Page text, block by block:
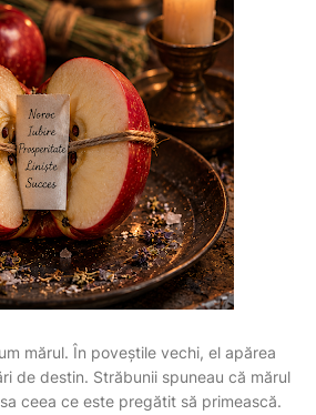
mărul. În poveștile vechi, el apărea
de destin. Străbunii spuneau că mărul
ceea ce este pregătit să primească.